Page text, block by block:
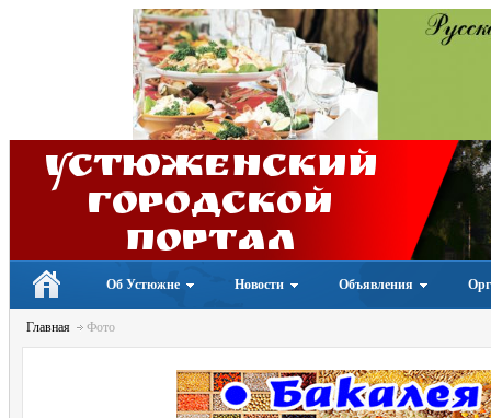
Устюженский
Городской
портал
Об Устюжне Новости Объявления
Главная Фото